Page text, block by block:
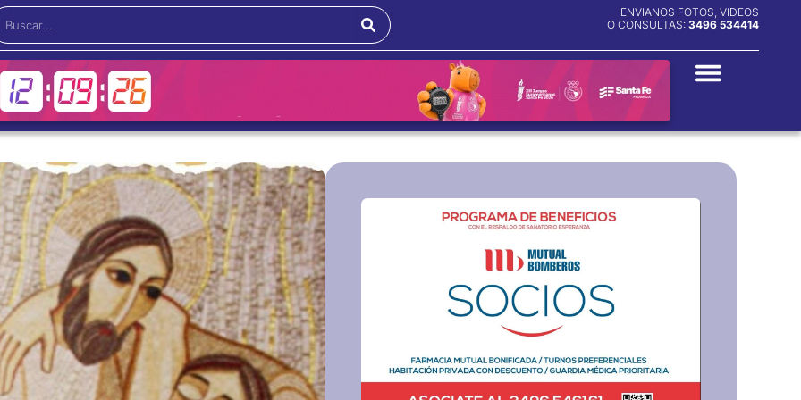
ENVIANOS FOTOS, VIDEOS
O CONSULTAS: 3496 534414